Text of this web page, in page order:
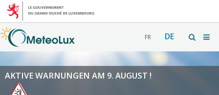
FR DE
AKTIVE WARNUNGEN AM 9. AUGUST !